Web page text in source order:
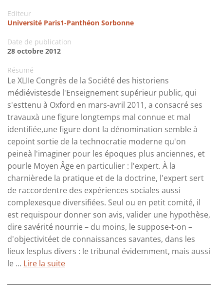
Editeur
Université Paris1-Panthéon Sorbonne
Date de publication
28 octobre 2012
Résumé
Le XLIIe Congrès de la Société des historiens
médiévistesde l'Enseignement supérieur public, qui
s'esttenu à Oxford en mars-avril 2011, a consacré ses
travauxà une figure longtemps mal connue et mal
identifiée,une figure dont la dénomination semble à
cepoint sortie de la technocratie moderne qu'on
peineà l'imaginer pour les époques plus anciennes, et
pourle Moyen Âge en particulier : l'expert. À la
charnièrede la pratique et de la doctrine, l'expert sert
de raccordentre des expériences sociales aussi
complexesque diversifiées. Seul ou en petit comité, il
est requispour donner son avis, valider une hypothèse,
dire savérité nourrie – du moins, le suppose-t-on –
d'objectivitéet de connaissances savantes, dans les
lieux lesplus divers : le tribunal évidemment, mais aussi
le ... Lire la suite